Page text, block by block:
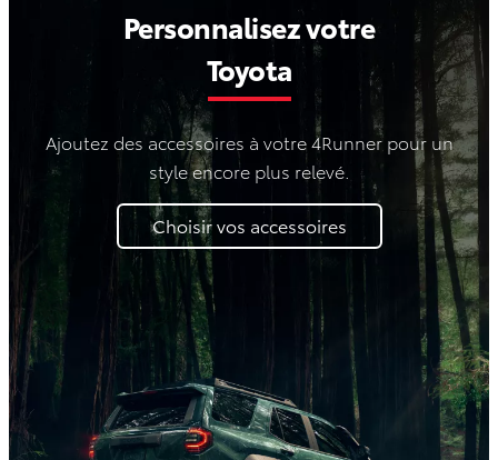
Personnalisez votre
Toyota
Ajoutez des accessoires à votre 4Runner pour un
style encore plus relevé.
Choisir vos accessoires